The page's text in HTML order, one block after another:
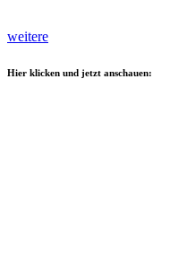
weitere
Hier klicken und jetzt anschauen: